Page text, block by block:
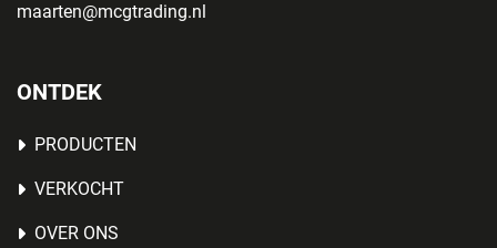
maarten@mcgtrading.nl
ONTDEK
PRODUCTEN
VERKOCHT
OVER ONS